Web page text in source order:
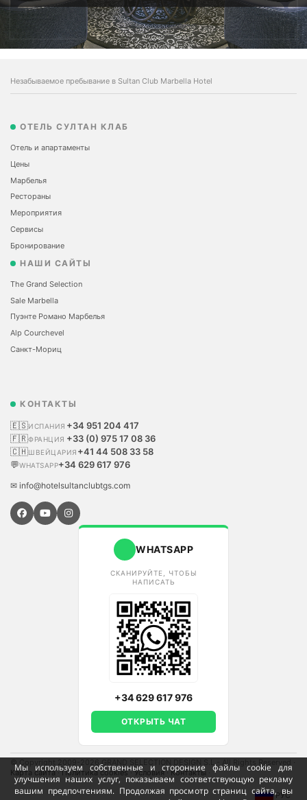
Мы используем собственные и сторонние файлы cookie для
улучшения наших услуг, показываем соответствующую рекламу
вашим предпочтениям. Продолжая просмотр страниц сайта, вы
Незабываемое пребывание в Sultan Club Marbella Hotel
ОТЕЛЬ СУЛТАН КЛАБ
Отель и апартаменты
Цены
Марбелья
Рестораны
Мероприятия
Сервисы
Бронирование
НАШИ САЙТЫ
The Grand Selection
Sale Marbella
Пуэнте Романо Марбелья
Alp Courchevel
Санкт-Мориц
КОНТАКТЫ
🇪🇸ИСПАНИЯ +34 951 204 417
🇫🇷ФРАНЦИЯ +33 (0) 975 17 08 36
🇨🇭ШВЕЙЦАРИЯ +41 44 508 33 58
💬WHATSAPP+34 629 617 976
✉ info@hotelsultanclubtgs.com
WHATSAPP
СКАНИРУЙТЕ, ЧТОБЫ
НАПИСАТЬ
+34 629 617 976
ОТКРЫТЬ ЧАТ
© Copyright 2009-2026 GRAND SELECTION DESIGN S.L - All Rights Reserved
Карта сайта·Политика cookies ·Условия·Контакты
РУС